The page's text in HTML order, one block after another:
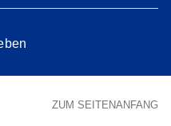
ZUM SEITENANFANG